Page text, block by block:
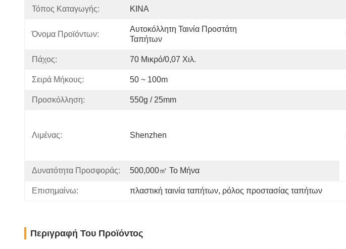
Τόπος Καταγωγής: ΚΙΝΑ
Όνομα Προϊόντων:
Αυτοκόλλητη Ταινία Προστάτη
Ταπήτων
Πάχος: 70 Μικρό/0,07 Χιλ.
Σειρά Μήκους: 50 ~ 100m
Προσκόλληση: 550g / 25mm
Λιμένας: Shenzhen
Δυνατότητα Προσφοράς: 500,000㎡ Το Μήνα
Επισημαίνω: πλαστική ταινία ταπήτων, ρόλος προστασίας ταπήτων
Περιγραφή Του Προϊόντος